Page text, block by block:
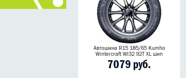
Автошина R15 185/65 Kumho
Wintercraft WI32 92T XL шип
7079 руб.